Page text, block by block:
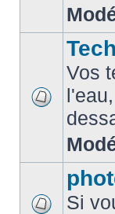
Vos
Si